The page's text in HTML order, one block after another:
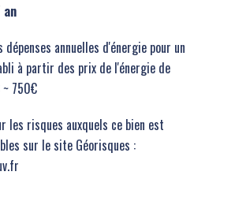
annuelles d'énergie pour un
à partir des prix de l'énergie de
750€
les risques auxquels ce bien est
sur le site Géorisques :